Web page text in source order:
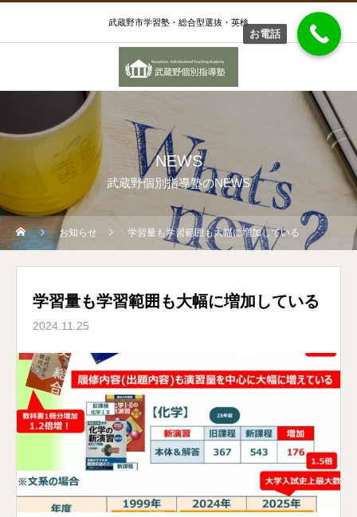
武蔵野市学習塾・総合型選抜・英検
NEWS
武蔵野個別指導塾のNEWS
お知らせ 学習量も学習範囲も大幅に増加している
学習量も学習範囲も大幅に増加している
2024.11.25
お電話